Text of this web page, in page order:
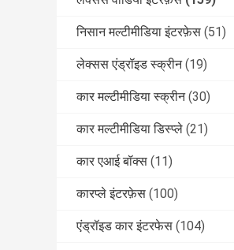
निसान मल्टीमीडिया इंटरफ़ेस (51)
लेक्सस एंड्रॉइड स्क्रीन (19)
कार मल्टीमीडिया स्क्रीन (30)
कार मल्टीमीडिया डिस्प्ले (21)
कार एआई बॉक्स (11)
कारप्ले इंटरफ़ेस (100)
एंड्रॉइड कार इंटरफेस (104)